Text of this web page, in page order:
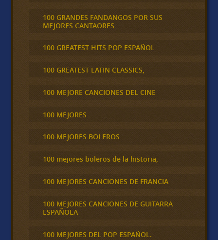
100 GRANDES FANDANGOS POR SUS
MEJORES CANTAORES
100 GREATEST HITS POP ESPAÑOL
100 GREATEST LATIN CLASSICS,
100 MEJORE CANCIONES DEL CINE
100 MEJORES
100 MEJORES BOLEROS
100 mejores boleros de la historia,
100 MEJORES CANCIONES DE FRANCIA
100 MEJORES CANCIONES DE GUITARRA
ESPAÑOLA
100 MEJORES DEL POP ESPAÑOL.